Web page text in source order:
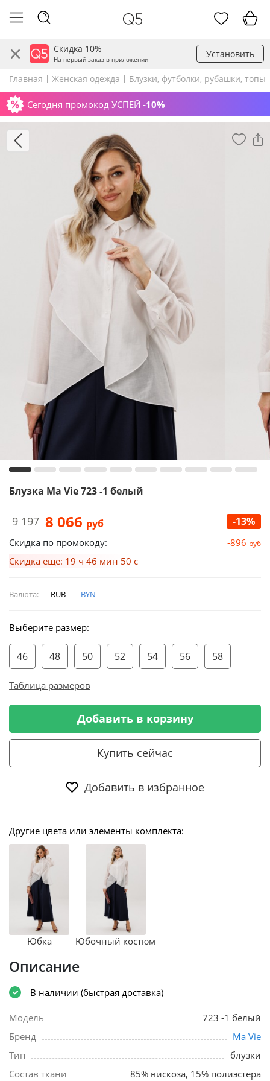
Скидка 10%
На первый заказ в приложении Установить
Главная Женская одежда Блузки, футболки, рубашки, топы
Сегодня промокод УСПЕЙ -10%
Блузка Ma Vie 723 -1 белый
9 197 8 066 руб -13%
Скидка по промокоду: -896 руб
Скидка ещё: 19 ч 46 мин 49 с
Валюта: RUB BYN
Выберите размер:
46 48 50 52 54 56 58
Таблица размеров
Добавить в корзину
Купить сейчас
Добавить в избранное
Другие цвета или элементы комплекта:
Юбка Юбочный костюм
Описание
В наличии (быстрая доставка)
Модель
723 -1 белый
Бренд
Ma Vie
Тип
блузки
Состав ткани
85% вискоза, 15% полиэстера